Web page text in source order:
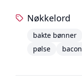
Nøkkelord
bakte bønner
pølse
bacon